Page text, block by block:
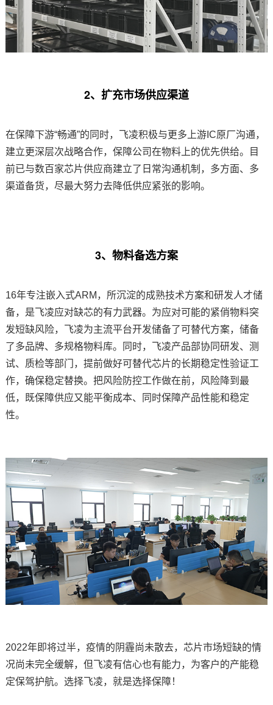
2、扩充市场供应渠道
在保障下游“畅通”的同时，飞凌积极与更多上游IC原厂沟通，
建立更深层次战略合作，保障公司在物料上的优先供给。目
前已与数百家芯片供应商建立了日常沟通机制，多方面、多
渠道备货，尽最大努力去降低供应紧张的影响。
3、物料备选方案
16年专注嵌入式ARM ，所沉淀的成熟技术方案和研发人才储
备，是飞凌应对缺芯的有力武器。为应对可能的紧俏物料突
发短缺风险，飞凌为主流平台开发储备了可替代方案，储备
了多品牌、多规格物料库。同时，飞凌产品部协同研发、测
试、质检等部门，提前做好可替代芯片的长期稳定性验证工
作，确保稳定替换。把风险防控工作做在前，风险降到最
低，既保障供应又能平衡成本、同时保障产品性能和稳定
性。
2022年即将过半，疫情的阴霾尚未散去，芯片市场短缺的情
况尚未完全缓解，但飞凌有信心也有能力，为客户的产能稳
定保驾护航。选择飞凌，就是选择保障！